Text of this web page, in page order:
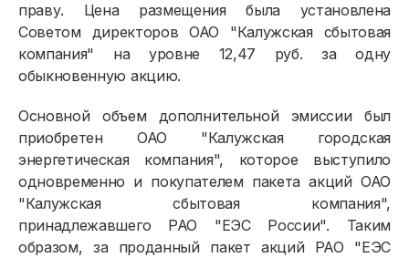
праву. Цена размещения была установлена
Советом директоров ОАО "Калужская сбытовая
компания" на уровне 12,47 руб. за одну
обыкновенную акцию.
Основной объем дополнительной эмиссии был
приобретен ОАО "Калужская городская
энергетическая компания", которое выступило
одновременно и покупателем пакета акций ОАО
"Калужская сбытовая компания",
принадлежавшего РАО "ЕЭС России". Таким
образом, за проданный пакет акций РАО "ЕЭС